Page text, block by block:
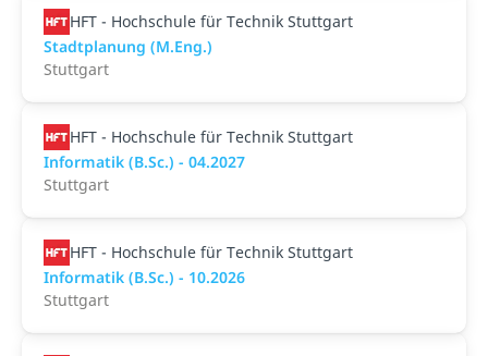
HFT - Hochschule für Technik Stuttgart
Stadtplanung (M.Eng.)
Stuttgart
HFT - Hochschule für Technik Stuttgart
Informatik (B.Sc.) - 04.2027
Stuttgart
HFT - Hochschule für Technik Stuttgart
Informatik (B.Sc.) - 10.2026
Stuttgart